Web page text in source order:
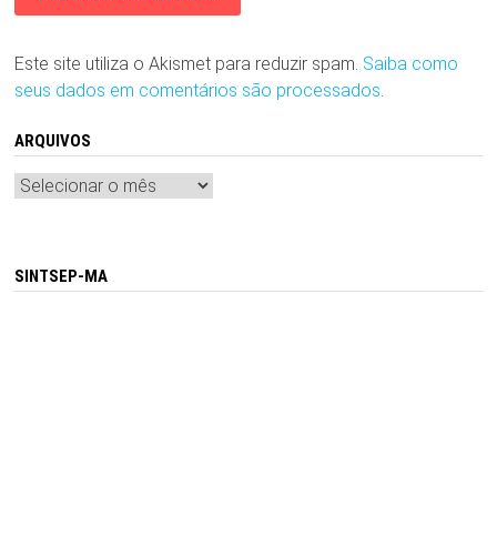
Este site utiliza o Akismet para reduzir spam. Saiba como
seus dados em comentários são processados
ARQUIVOS
Arquivos
SINTSEP-MA